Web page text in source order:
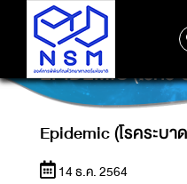
EPIDEMIC (โรคร
Epidemic (โรคระบ
14 ธ.ค. 2564